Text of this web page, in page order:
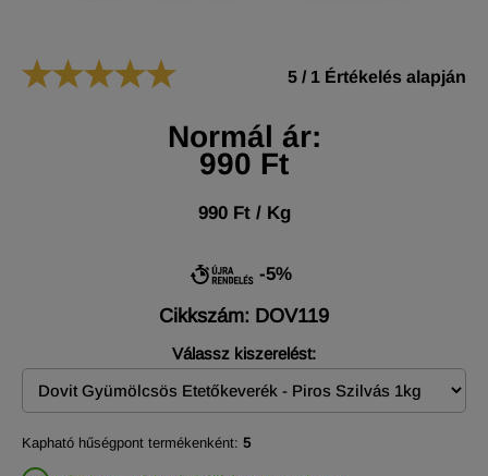
5 / 1 Értékelés alapján
Normál ár:
990 Ft
990 Ft / Kg
-5%
Cikkszám: DOV119
Válassz kiszerelést:
Kapható hűségpont termékenként: 5